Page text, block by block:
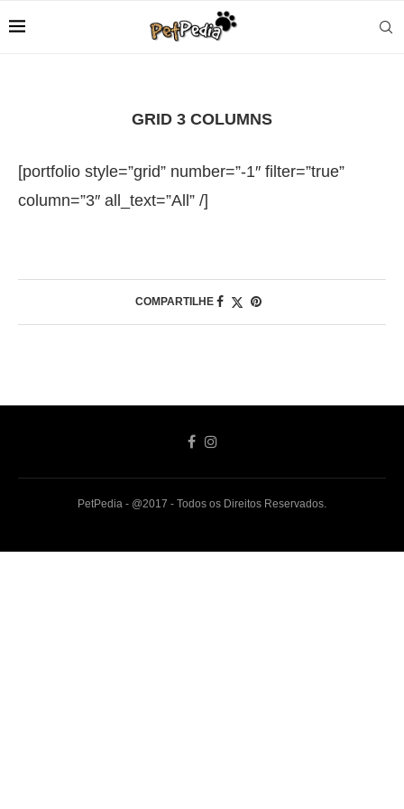
GRID 3 COLUMNS
[portfolio style=”grid” number=”-1″ filter=”true”
column=”3″ all_text=”All” /]
COMPARTILHE
PetPedia - @2017 - Todos os Direitos Reservados.